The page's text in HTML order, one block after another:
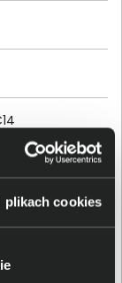
plikach cookies
(10A)